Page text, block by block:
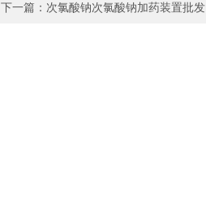
下一篇： 次氯酸钠次氯酸钠加药装置批发